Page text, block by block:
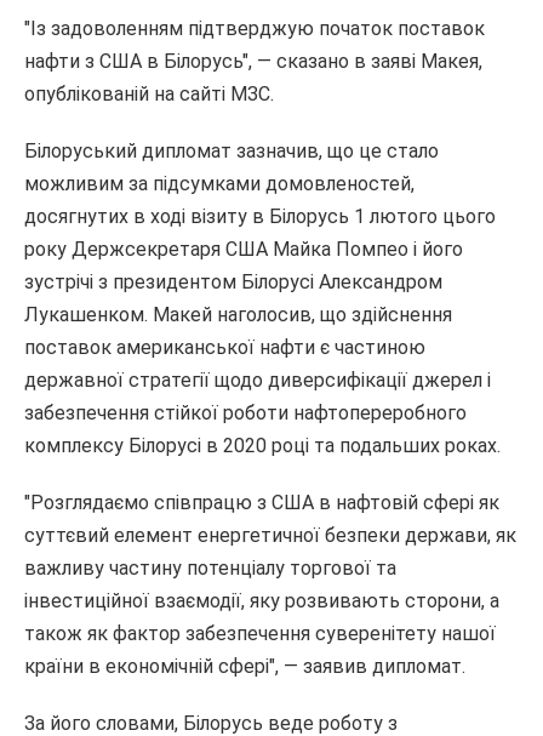
"Із задоволенням підтверджую початок поставок
нафти з США в Білорусь", — сказано в заяві Макея,
опублікованій на сайті МЗС.
Білоруський дипломат зазначив, що це стало
можливим за підсумками домовленостей,
досягнутих в ході візиту в Білорусь 1 лютого цього
року Держсекретаря США Майка Помпео і його
зустрічі з президентом Білорусі Александром
Лукашенком. Макей наголосив, що здійснення
поставок американської нафти є частиною
державної стратегії щодо диверсифікації джерел і
забезпечення стійкої роботи нафтопереробного
комплексу Білорусі в 2020 році та подальших роках.
"Розглядаємо співпрацю з США в нафтовій сфері як
суттєвий елемент енергетичної безпеки держави, як
важливу частину потенціалу торгової та
інвестиційної взаємодії, яку розвивають сторони, а
також як фактор забезпечення суверенітету нашої
країни в економічній сфері", — заявив дипломат.
За його словами, Білорусь веде роботу з